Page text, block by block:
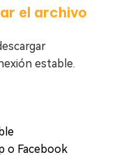
el archivo
estable.
o Facebook